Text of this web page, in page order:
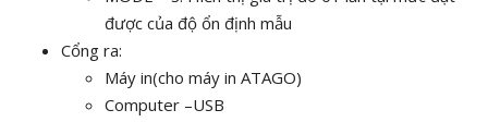
được của độ ổn định mẫu
Cổng ra:
Máy in(cho máy in ATAGO)
Computer –USB